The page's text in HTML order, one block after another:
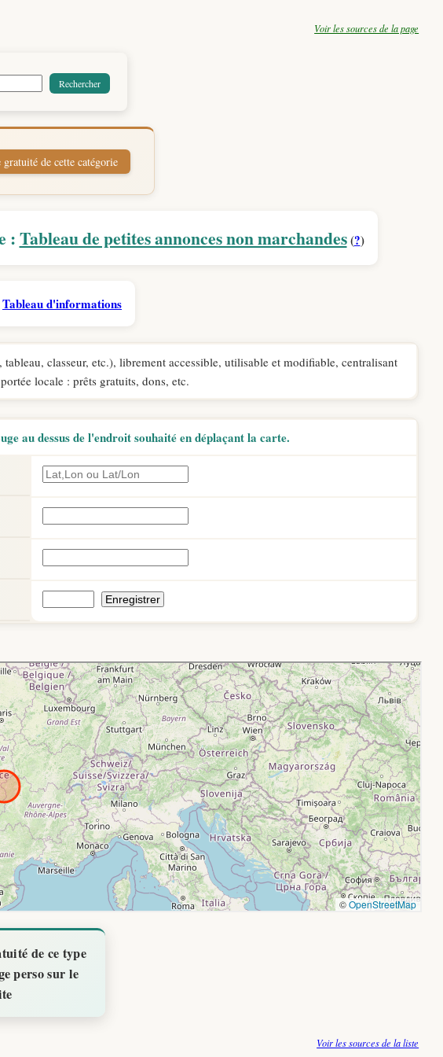
Voir les sources de la page
:Tableau de petites annonces non marchandes(?)
Tableau d'informations
classeur, etc.), librement accessible, utilisable et modifiable, centralisant
locale : prêts gratuits, dons, etc.
au dessus de l'endroit souhaité en déplaçant la carte.
de ce type
perso sur le
Voir les sources de la liste